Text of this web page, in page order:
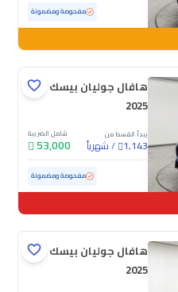
مفحوصة ومضمونة
هافال جوليان بيسك
2025
يبدأ القسط من
1,143
/شهرياً
شامل الضريبة
53,000
مفحوصة ومضمونة
هافال جوليان بيسك
2025